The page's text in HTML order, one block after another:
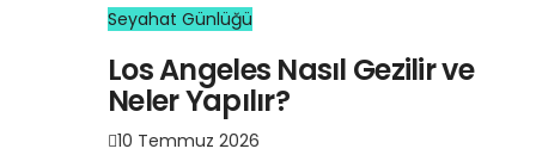
Seyahat Günlüğü
Los Angeles Nasıl Gezilir ve
Neler Yapılır?
10 Temmuz 2026